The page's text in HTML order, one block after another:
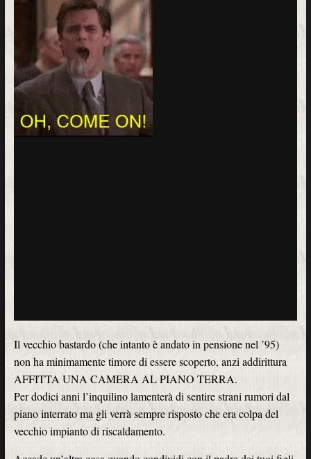
Il vecchio bastardo (che intanto è andato in pensione nel ’95)
non ha minimamente timore di essere scoperto, anzi addirittura
AFFITTA UNA CAMERA AL PIANO TERRA.
Per dodici anni l’inquilino lamenterà di sentire strani rumori dal
piano interrato ma gli verrà sempre risposto che era colpa del
vecchio impianto di riscaldamento.